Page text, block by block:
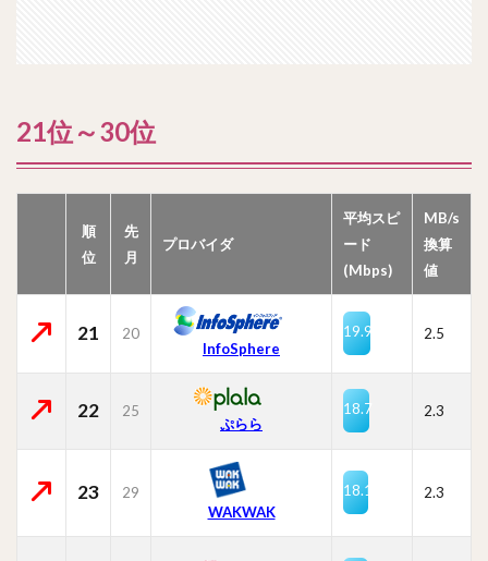
21位～30位
順
位
先
月
プロバイダ
平均スピ
ード
(Mbps)
MB/s
換算
値
21
20
InfoSphere
19.9 2.5
22 25
ぷらら
18.7 2.3
23
29
WAKWAK
18.1 2.3